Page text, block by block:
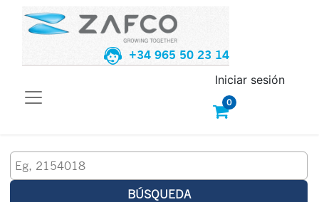
+34 965 50 23 14
0
Iniciar sesión
BÚSQUEDA